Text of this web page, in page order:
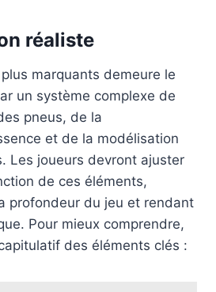
réaliste
plus marquants demeure le
un système complexe de
pneus, de la
et de la modélisation
Les joueurs devront ajuster
de ces éléments,
profondeur du jeu et rendant
Pour mieux comprendre,
des éléments clés :